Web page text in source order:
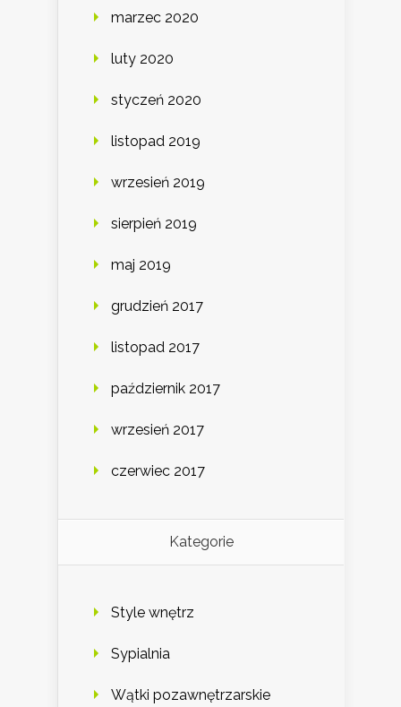
marzec 2020
luty 2020
styczeń 2020
listopad 2019
wrzesień 2019
sierpień 2019
maj 2019
grudzień 2017
listopad 2017
październik 2017
wrzesień 2017
czerwiec 2017
Kategorie
Style wnętrz
Sypialnia
Wątki pozawnętrzarskie